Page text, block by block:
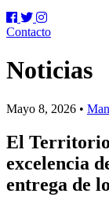
Contacto
Noticias
Mayo 8, 2026 •
El Territorio
excelencia
entrega de